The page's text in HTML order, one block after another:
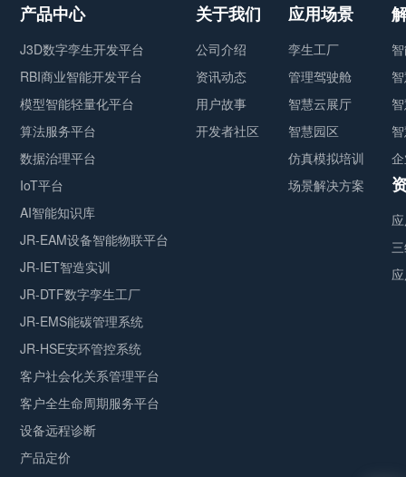
产品中心
J3D数字孪生开发平台
RBI商业智能开发平台
模型智能轻量化平台
算法服务平台
数据治理平台
IoT平台
AI智能知识库
JR-EAM设备智能物联平台
JR-IET智造实训
JR-DTF数字孪生工厂
JR-EMS能碳管理系统
JR-HSE安环管控系统
客户社会化关系管理平台
客户全生命周期服务平台
设备远程诊断
产品定价
关于我们
公司介绍
资讯动态
用户故事
开发者社区
应用场景
孪生工厂
管理驾驶舱
智慧云展厅
智慧园区
仿真模拟培训
场景解决方案